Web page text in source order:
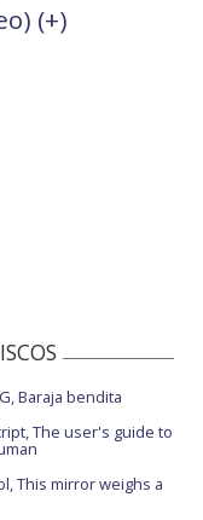
(+)
Baraja bendita
The user's guide to
This mirror weighs a